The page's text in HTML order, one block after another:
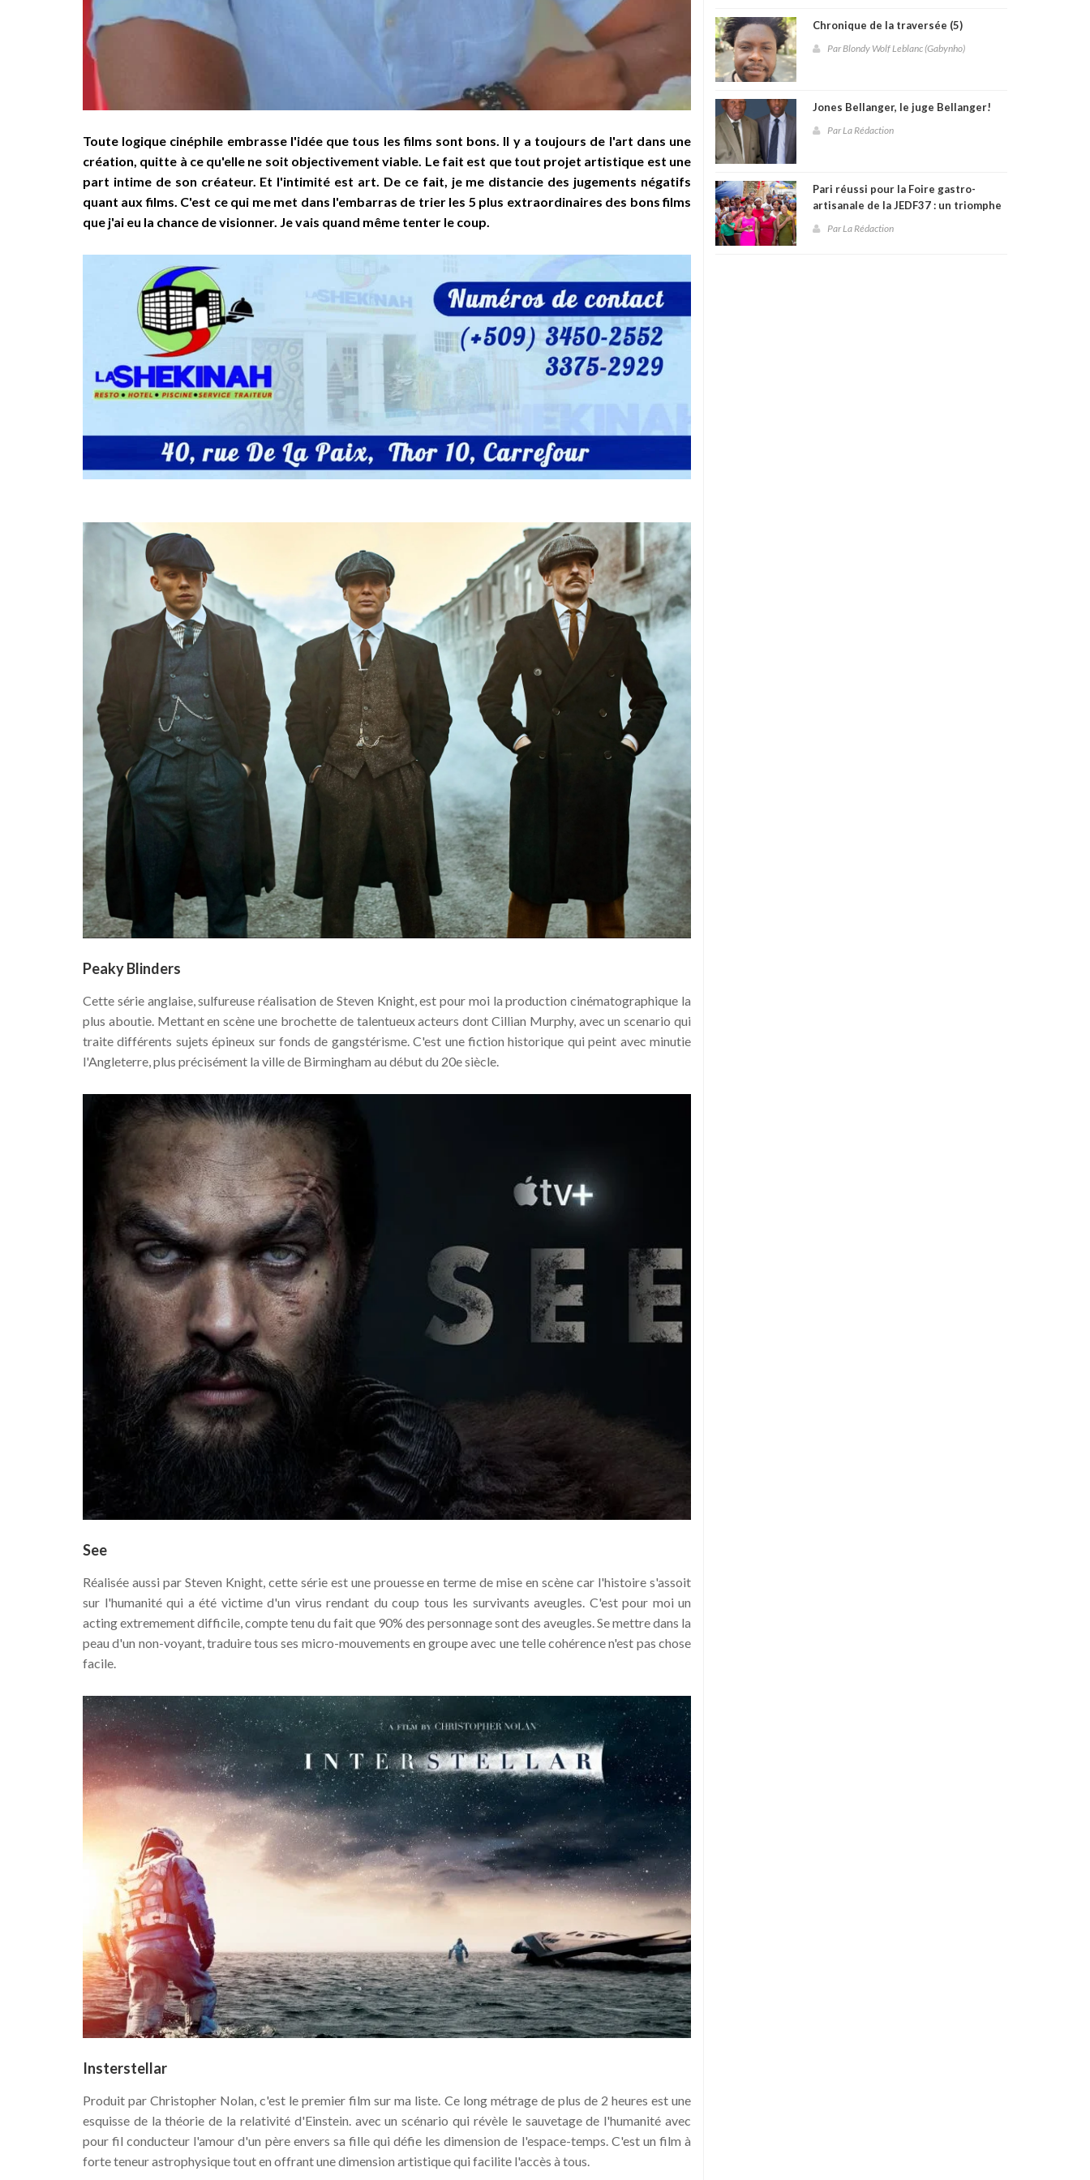
Toute logique cinéphile embrasse l'idée que tous les films sont bons. Il y a toujours de l'art dans une
création, quitte à ce qu'elle ne soit objectivement viable. Le fait est que tout projet artistique est une
part intime de son créateur. Et l'intimité est art. De ce fait, je me distancie des jugements négatifs
quant aux films. C'est ce qui me met dans l'embarras de trier les 5 plus extraordinaires des bons films
que j'ai eu la chance de visionner. Je vais quand même tenter le coup.
Peaky Blinders
Cette série anglaise, sulfureuse réalisation de Steven Knight, est pour moi la production cinématographique la
plus aboutie. Mettant en scène une brochette de talentueux acteurs dont Cillian Murphy, avec un scenario qui
traite différents sujets épineux sur fonds de gangstérisme. C'est une fiction historique qui peint avec minutie
l'Angleterre, plus précisément la ville de Birmingham au début du 20e siècle.
See
Réalisée aussi par Steven Knight, cette série est une prouesse en terme de mise en scène car l'histoire s'assoit
sur l'humanité qui a été victime d'un virus rendant du coup tous les survivants aveugles. C'est pour moi un
acting extremement difficile, compte tenu du fait que 90% des personnage sont des aveugles. Se mettre dans la
peau d'un non-voyant, traduire tous ses micro-mouvements en groupe avec une telle cohérence n'est pas chose
facile.
Insterstellar
Produit par Christopher Nolan, c'est le premier film sur ma liste. Ce long métrage de plus de 2 heures est une
esquisse de la théorie de la relativité d'Einstein. avec un scénario qui révèle le sauvetage de l'humanité avec
pour fil conducteur l'amour d'un père envers sa fille qui défie les dimension de l'espace-temps. C'est un film à
forte teneur astrophysique tout en offrant une dimension artistique qui facilite l'accès à tous.
Chronique de la traversée (5)
Par Blondy Wolf Leblanc (Gabynho)
Jones Bellanger, le juge Bellanger!
Par La Rédaction
Pari réussi pour la Foire gastro-
artisanale de la JEDF37 : un triomphe
culturel et communautaire à
Par La Rédaction